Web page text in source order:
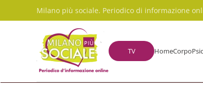
Skip to main content
Milano più sociale. Periodico di informazione
TV HomeCorpo